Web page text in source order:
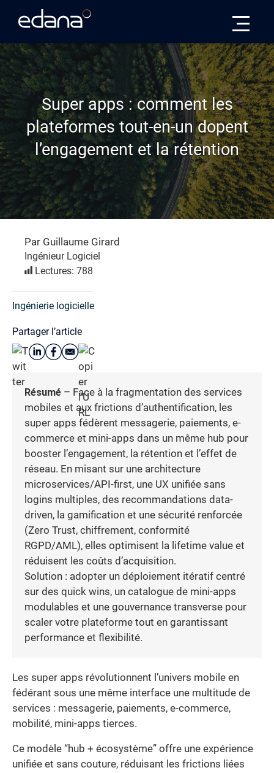
Super apps : comment les
plateformes tout-en-un dopent
l’engagement et la rétention
Par Guillaume Girard
Ingénieur Logiciel
Lectures: 788
Ingénierie logicielle
Partager l’article
Résumé – Face à la fragmentation des services
mobiles et aux frictions d’authentification, les
super apps fédèrent messagerie, paiements, e-
commerce et mini-apps dans un même hub pour
booster l’engagement, la rétention et l’effet de
réseau. En misant sur une architecture
microservices/API-first, une UX unifiée sans
logins multiples, des recommandations data-
driven, la gamification et une sécurité renforcée
(Zero Trust, chiffrement, conformité
RGPD/AML), elles optimisent la lifetime value et
réduisent les coûts d’acquisition.
Solution : adopter un déploiement itératif centré
sur des quick wins, un catalogue de mini-apps
modulables et une gouvernance transverse pour
scaler votre plateforme tout en garantissant
performance et flexibilité.
Les super apps révolutionnent l’univers mobile en
fédérant sous une même interface une multitude de
services : messagerie, paiements, e-commerce,
mobilité, mini-apps tierces.
Ce modèle “hub + écosystème” offre une expérience
unifiée et sans couture, réduisant les frictions liées